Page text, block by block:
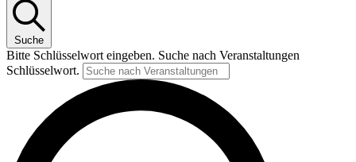
Suche
Bitte Schlüsselwort eingeben. Suche nach Veranstaltungen
Schlüsselwort.